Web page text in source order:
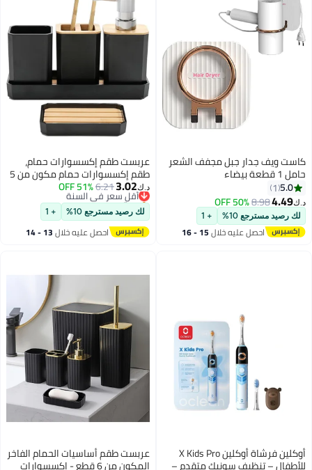
كاست ويف جدار جبل مجفف الشعر
حامل 1 قطعة بيضاء
5.0
1
د.ك‏4.49
8.98
50% OFF
لك رصيد مسترجع 10% + 1
احصل عليه خلال 15 - 16
عربست طقم إكسسوارات حمام،
طقم إكسسوارات حمام مكون من 5
قطع، موزع صابون، صحن صابون،
حامل فرشاة أسنان، كوب فرشاة
أسنان، صينية حمام بوهو، ديكور
حمام عصري (أسود)
د.ك‏3.02
6.21
51% OFF
أقل سعر في السنة
بتخلّص بسرعة
أقل سعر في السنة
لك رصيد مسترجع 10% + 1
احصل عليه خلال 13 - 14
أوكلين فرشاة أوكلين X Kids Pro
للأطفال – تنظيف سونيك متقدم –
عربست طقم أساسيات الحمام الفاخر
المكون من 6 قطع - إكسسوارات